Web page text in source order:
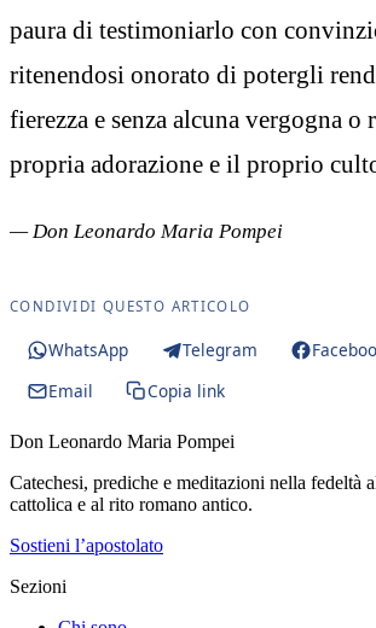
paura di testimoniarlo con
ritenendosi onorato di potergli
fierezza e senza alcuna vergogna o
propria adorazione e il proprio
— Don Leonardo Maria Pompei
CONDIVIDI QUESTO ARTICOLO
WhatsApp Telegram
Email
Copia link
Don Leonardo Maria Pompei
Catechesi, prediche e meditazioni nella fedeltà
cattolica e al rito romano antico.
Sostieni l’apostolato
Sezioni